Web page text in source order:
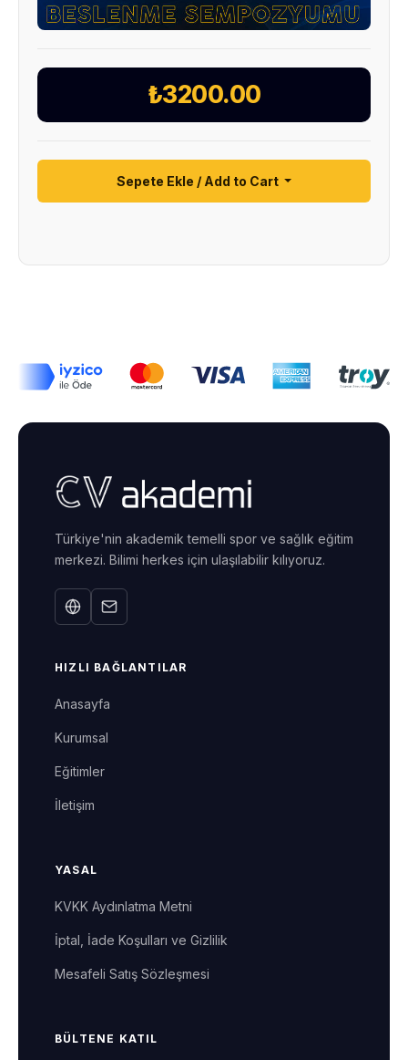
₺3200.00
Sepete Ekle / Add to Cart
Türkiye'nin akademik temelli spor ve sağlık eğitim
merkezi. Bilimi herkes için ulaşılabilir kılıyoruz.
HIZLI BAĞLANTILAR
Anasayfa
Kurumsal
Eğitimler
İletişim
YASAL
KVKK Aydınlatma Metni
İptal, İade Koşulları ve Gizlilik
Mesafeli Satış Sözleşmesi
BÜLTENE KATIL